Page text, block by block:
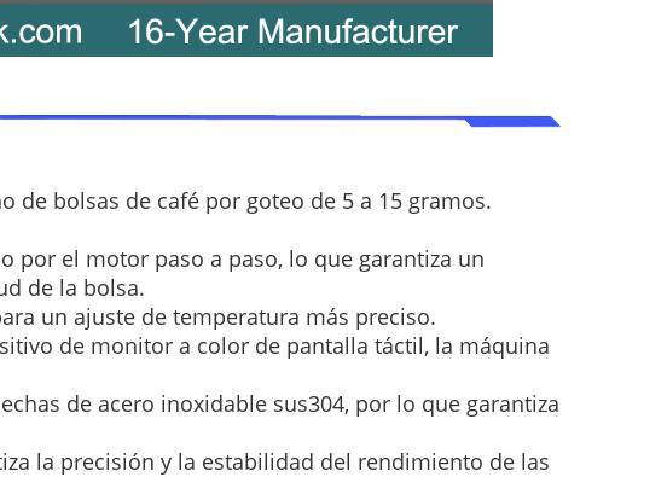
de bolsas de café por goteo de 5 a 15 gramos.
por el motor paso a paso, lo que garantiza un
de la bolsa.
un ajuste de temperatura más preciso.
de monitor a color de pantalla táctil, la máquina
de acero inoxidable sus304, por lo que garantiza
la precisión y la estabilidad del rendimiento de las